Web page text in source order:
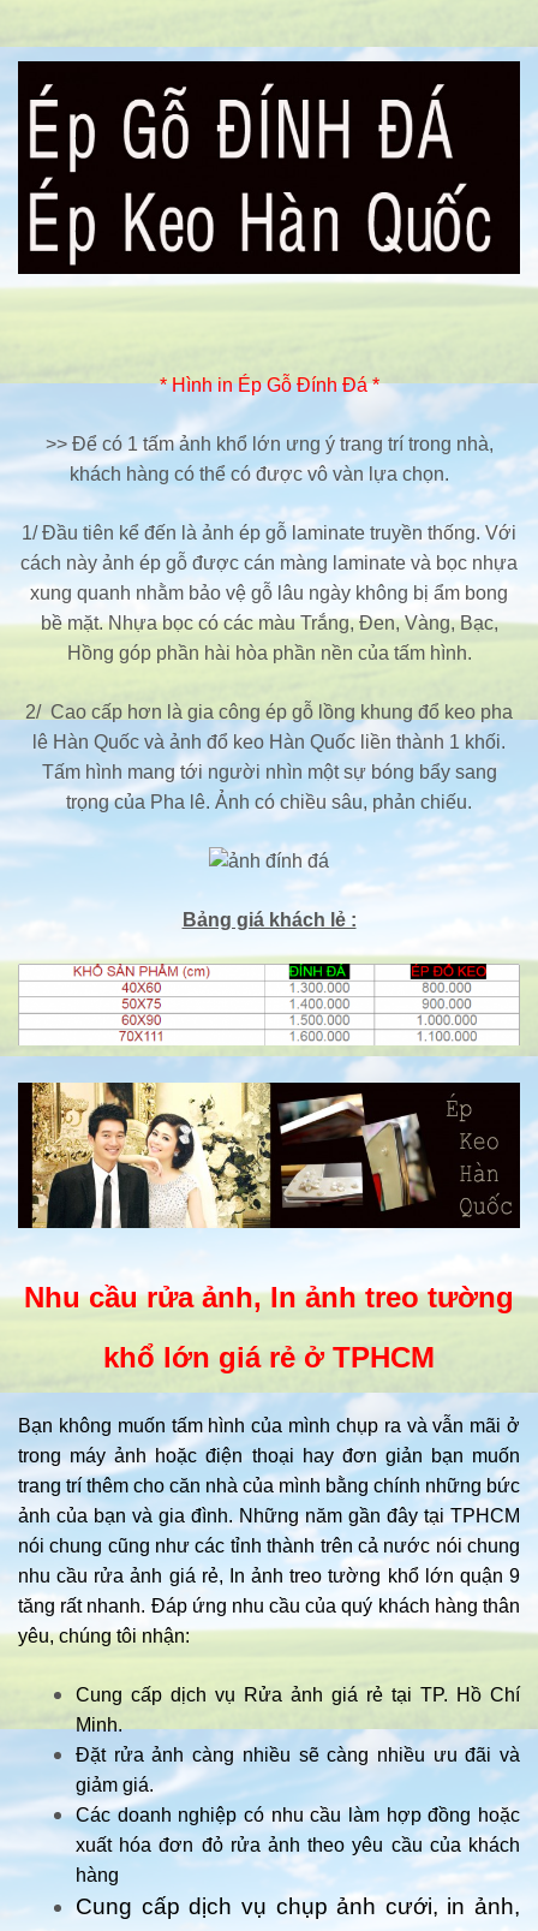
* Hình in Ép Gỗ Đính Đá *
>> Để có 1 tấm ảnh khổ lớn ưng ý trang trí trong nhà,
khách hàng có thể có được vô vàn lựa chọn.
1/ Đầu tiên kể đến là ảnh ép gỗ laminate truyền thống. Với
cách này ảnh ép gỗ được cán màng laminate và bọc nhựa
xung quanh nhằm bảo vệ gỗ lâu ngày không bị ẩm bong
bề mặt. Nhựa bọc có các màu Trắng, Đen, Vàng, Bạc,
Hồng góp phần hài hòa phần nền của tấm hình.
2/ Cao cấp hơn là gia công ép gỗ lồng khung đổ keo pha
lê Hàn Quốc và ảnh đổ keo Hàn Quốc liền thành 1 khối.
Tấm hình mang tới người nhìn một sự bóng bẩy sang
trọng của Pha lê. Ảnh có chiều sâu, phản chiếu.
Bảng giá khách lẻ :
Nhu cầu rửa ảnh, In ảnh treo tường
khổ lớn giá rẻ ở TPHCM
Bạn không muốn tấm hình của mình chụp ra và vẫn mãi ở
trong máy ảnh hoặc điện thoại hay đơn giản bạn muốn
trang trí thêm cho căn nhà của mình bằng chính những bức
ảnh của bạn và gia đình. Những năm gần đây tại TPHCM
nói chung cũng như các tỉnh thành trên cả nước nói chung
nhu cầu rửa ảnh giá rẻ, In ảnh treo tường khổ lớn quận 9
tăng rất nhanh. Đáp ứng nhu cầu của quý khách hàng thân
yêu, chúng tôi nhận:
Cung cấp dịch vụ Rửa ảnh giá rẻ tại TP. Hồ Chí
Minh.
Đặt rửa ảnh càng nhiều sẽ càng nhiều ưu đãi và
giảm giá.
Các doanh nghiệp có nhu cầu làm hợp đồng hoặc
xuất hóa đơn đỏ rửa ảnh theo yêu cầu của khách
hàng
Cung cấp dịch vụ chụp ảnh cưới, in ảnh,